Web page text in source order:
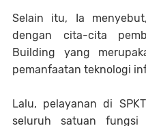
Selain itu, Ia
dengan cita-cita
Building yang
pemanfaatan teknologi
Lalu, pelayanan di
seluruh satuan fungsi